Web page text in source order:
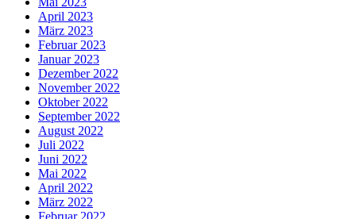
April 2023
März 2023
Februar 2023
Januar 2023
Dezember 2022
November 2022
Oktober 2022
September 2022
August 2022
Juli 2022
Juni 2022
Mai 2022
April 2022
März 2022
Februar 2022